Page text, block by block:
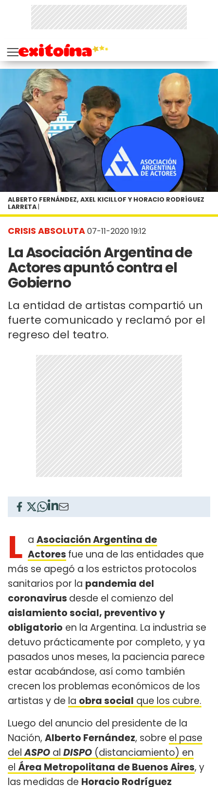
CRISIS ABSOLUTA07-11-2020 19:12
La Asociación Argentina de
Actores apuntó contra el
Gobierno
La entidad de artistas compartió un
fuerte comunicado y reclamó por el
regreso del teatro.
ALBERTO FERNÁNDEZ, AXEL KICILLOF Y HORACIO RODRÍGUEZ
LARRETA |
L a Asociación Argentina de
Actores fue una de las entidades que
más se apegó a los estrictos protocolos
sanitarios por la pandemia del
coronavirus desde el comienzo del
aislamiento social, preventivo y
obligatorio en la Argentina. La industria se
detuvo prácticamente por completo, y ya
pasados unos meses, la paciencia parece
estar acabándose, así como también
crecen los problemas económicos de los
artistas y de la obra social que los cubre.
Luego del anuncio del presidente de la
Nación, Alberto Fernández, sobre el pase
delASPO al DISPO (distanciamiento) en
el Área Metropolitana de Buenos Aires, y
las medidas de Horacio Rodríguez